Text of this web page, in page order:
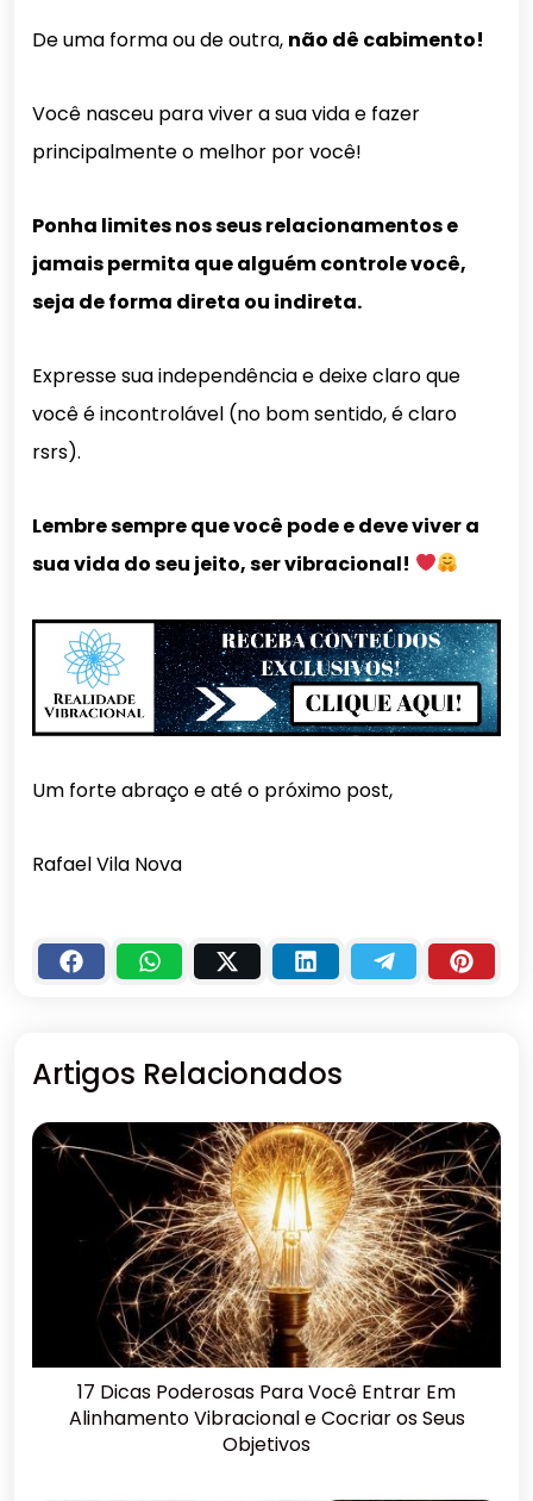
De uma forma ou de outra, não dê cabimento!
Você nasceu para viver a sua vida e fazer
principalmente o melhor por você!
Ponha limites nos seus relacionamentos e
jamais permita que alguém controle você,
seja de forma direta ou indireta.
Expresse sua independência e deixe claro que
você é incontrolável (no bom sentido, é claro
rsrs).
Lembre sempre que você pode e deve viver a
sua vida do seu jeito, ser vibracional!
Um forte abraço e até o próximo post,
Rafael Vila Nova
Artigos Relacionados
17 Dicas Poderosas Para Você Entrar Em
Alinhamento Vibracional e Cocriar os Seus
Objetivos